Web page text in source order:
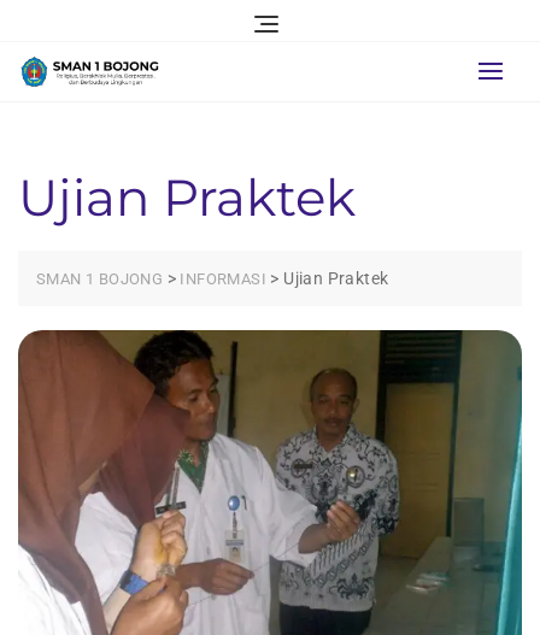
content
Ujian Praktek
SMAN 1 BOJONG > INFORMASI > Ujian Praktek